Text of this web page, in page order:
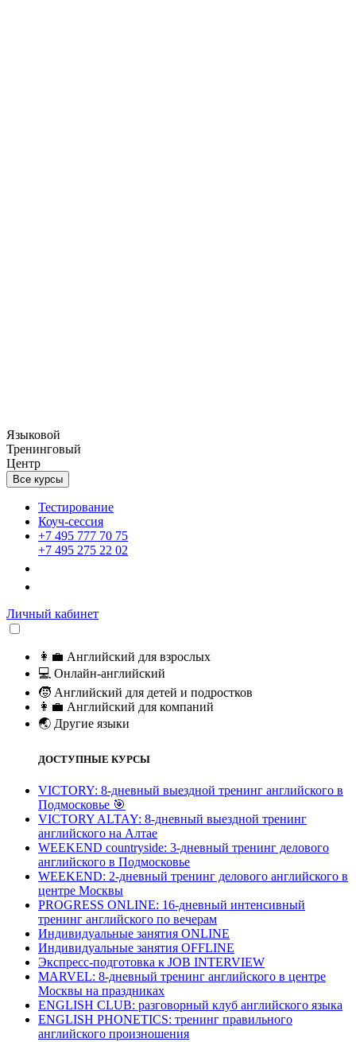
Языковой
Тренинговый
Центр
Все курсы
Тестирование
Коуч-сессия
+7 495 777 70 75
+7 495 275 22 02
Личный кабинет
👩‍💼 Английский для взрослых
💻 Онлайн-английский
🧒 Английский для детей и подростков
👩‍💼 Английский для компаний
🌏 Другие языки
ДОСТУПНЫЕ КУРСЫ
VICTORY: 8-дневный выездной тренинг английского в
Подмосковье 🎯
VICTORY ALTAY: 8-дневный выездной тренинг
английского на Алтае
WEEKEND countryside: 3-дневный тренинг делового
английского в Подмосковье
WEEKEND: 2-дневный тренинг делового английского в
центре Москвы
PROGRESS ONLINE: 16-дневный интенсивный
тренинг английского по вечерам
Индивидуальные занятия ONLINE
Индивидуальные занятия OFFLINE
Экспресс-подготовка к JOB INTERVIEW
МARVEL: 8-дневный тренинг английского в центре
Москвы на праздниках
ENGLISH CLUB: разговорный клуб английского языка
ENGLISH PHONETICS: тренинг правильного
английского произношения